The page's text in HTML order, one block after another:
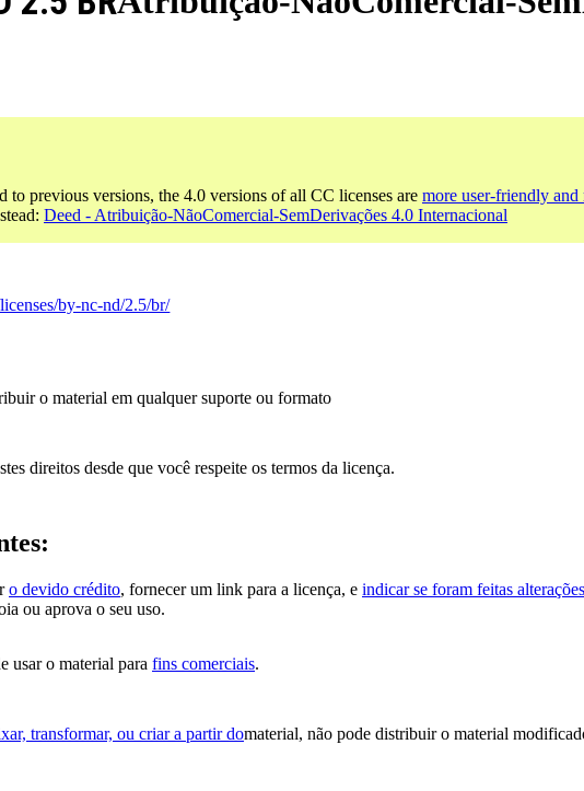
previous versions, the 4.0 versions of all CC licenses are more user-friendly
Deed - Atribuição-NãoComercial-SemDerivações 4.0 Internacional
by-nc-nd/2.5/br/
o material em qualquer suporte ou formato
direitos desde que você respeite os termos da licença.
o devido crédito, fornecer um link para a licença, e indicar se foram feitas alterações
ou aprova o seu uso.
usar o material para fins comerciais.
transformar, ou criar a partir domaterial, não pode distribuir o material